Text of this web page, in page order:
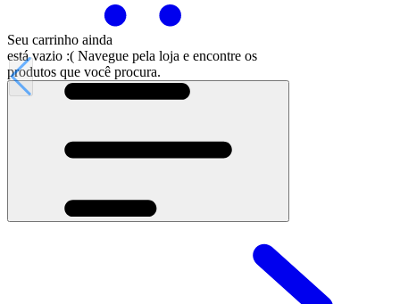
Seu carrinho ainda
está vazio :( Navegue pela loja e encontre os
produtos que você procura.